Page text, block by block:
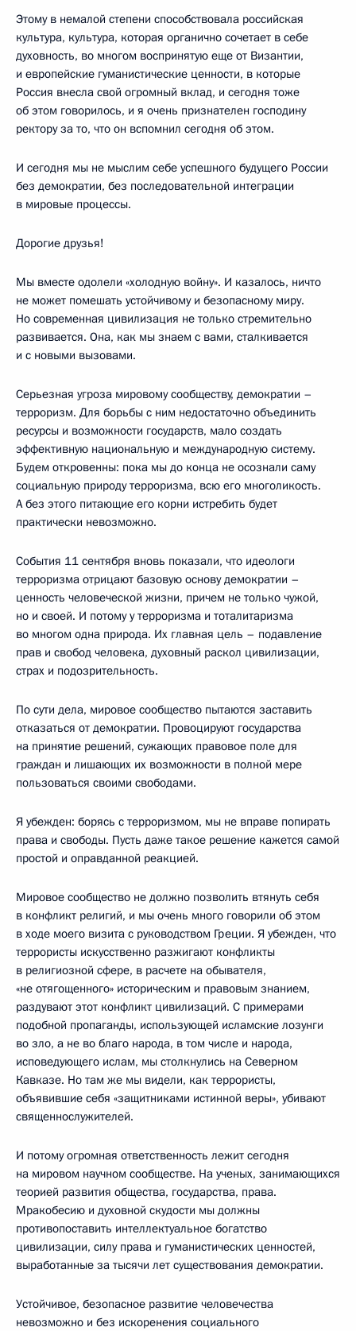
Этому в немалой степени способствовала российская
культура, культура, которая органично сочетает в себе
духовность, во многом воспринятую еще от Византии,
и европейские гуманистические ценности, в которые
Россия внесла свой огромный вклад, и сегодня тоже
об этом говорилось, и я очень признателен господину
ректору за то, что он вспомнил сегодня об этом.
И сегодня мы не мыслим себе успешного будущего России
без демократии, без последовательной интеграции
в мировые процессы.
Дорогие друзья!
Мы вместе одолели «холодную войну». И казалось, ничто
не может помешать устойчивому и безопасному миру.
Но современная цивилизация не только стремительно
развивается. Она, как мы знаем с вами, сталкивается
и с новыми вызовами.
Серьезная угроза мировому сообществу, демократии –
терроризм. Для борьбы с ним недостаточно объединить
ресурсы и возможности государств, мало создать
эффективную национальную и международную систему.
Будем откровенны: пока мы до конца не осознали саму
социальную природу терроризма, всю его многоликость.
А без этого питающие его корни истребить будет
практически невозможно.
События 11 сентября вновь показали, что идеологи
терроризма отрицают базовую основу демократии –
ценность человеческой жизни, причем не только чужой,
но и своей. И потому у терроризма и тоталитаризма
во многом одна природа. Их главная цель – подавление
прав и свобод человека, духовный раскол цивилизации,
страх и подозрительность.
По сути дела, мировое сообщество пытаются заставить
отказаться от демократии. Провоцируют государства
на принятие решений, сужающих правовое поле для
граждан и лишающих их возможности в полной мере
пользоваться своими свободами.
Я убежден: борясь с терроризмом, мы не вправе попирать
права и свободы. Пусть даже такое решение кажется самой
простой и оправданной реакцией.
Мировое сообщество не должно позволить втянуть себя
в конфликт религий, и мы очень много говорили об этом
в ходе моего визита с руководством Греции. Я убежден, что
террористы искусственно разжигают конфликты
в религиозной сфере, в расчете на обывателя,
«не отягощенного» историческим и правовым знанием,
раздувают этот конфликт цивилизаций. С примерами
подобной пропаганды, использующей исламские лозунги
во зло, а не во благо народа, в том числе и народа,
исповедующего ислам, мы столкнулись на Северном
Кавказе. Но там же мы видели, как террористы,
объявившие себя «защитниками истинной веры», убивают
священнослужителей.
И потому огромная ответственность лежит сегодня
на мировом научном сообществе. На ученых, занимающихся
теорией развития общества, государства, права.
Мракобесию и духовной скудости мы должны
противопоставить интеллектуальное богатство
цивилизации, силу права и гуманистических ценностей,
выработанные за тысячи лет существования демократии.
Устойчивое, безопасное развитие человечества
невозможно и без искоренения социального